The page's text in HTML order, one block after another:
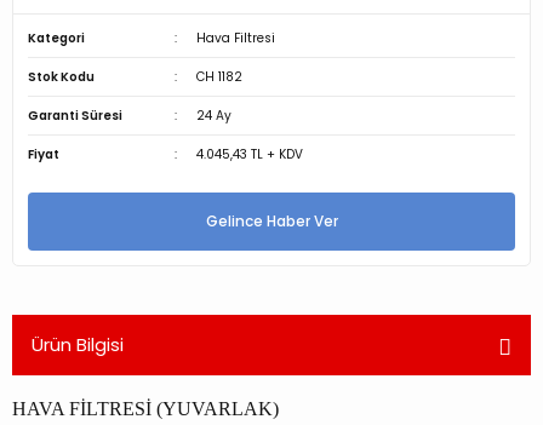
Kategori Hava Filtresi
Stok Kodu CH 1182
Garanti Süresi 24 Ay
Fiyat 4.045,43 TL + KDV
Gelince Haber Ver
Ürün Bilgisi
HAVA FİLTRESİ (YUVARLAK)